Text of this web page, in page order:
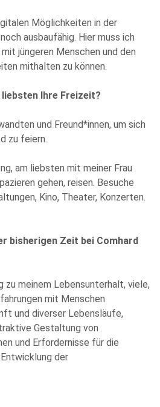
Möglichkeiten in der
ausbaufähig. Hier muss ich
jüngeren Menschen und den
mithalten zu können.
Ihre Freizeit?
und Freund*innen, um sich
zu feiern.
am liebsten mit meiner Frau
gehen, reisen. Besuche
Kino, Theater, Konzerten.
bisherigen Zeit bei Comhard
zu meinem Lebensunterhalt, viele,
mit Menschen
und diverser Lebensläufe,
Gestaltung von
und Erfordernisse für die
der